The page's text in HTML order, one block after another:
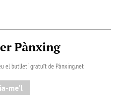
Pànxing
el butlletí gratuït de Pànxing.net​
me'l